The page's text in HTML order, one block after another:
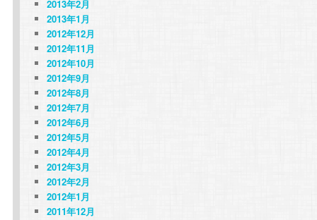
2013年2月
2013年1月
2012年12月
2012年11月
2012年10月
2012年9月
2012年8月
2012年7月
2012年6月
2012年5月
2012年4月
2012年3月
2012年2月
2012年1月
2011年12月